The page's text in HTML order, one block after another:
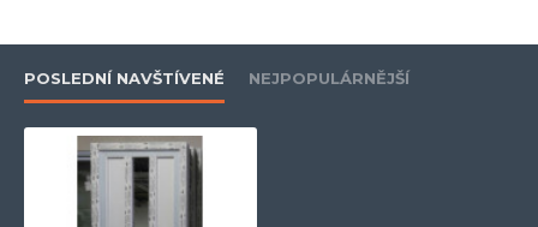
- záruka
5let
- dvě celoobvodová dorazová těsnění
- hloubka zapuštění skla 20mm
POSLEDNÍ NAVŠTÍVENÉ NEJPOPULÁRNĚJŠÍ